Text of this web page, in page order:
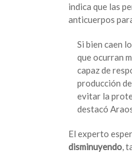
indica que las
anticuerpos
Si bien caen
que ocurran
capaz de
producción
evitar la
destacó
El experto
disminuyendo ,